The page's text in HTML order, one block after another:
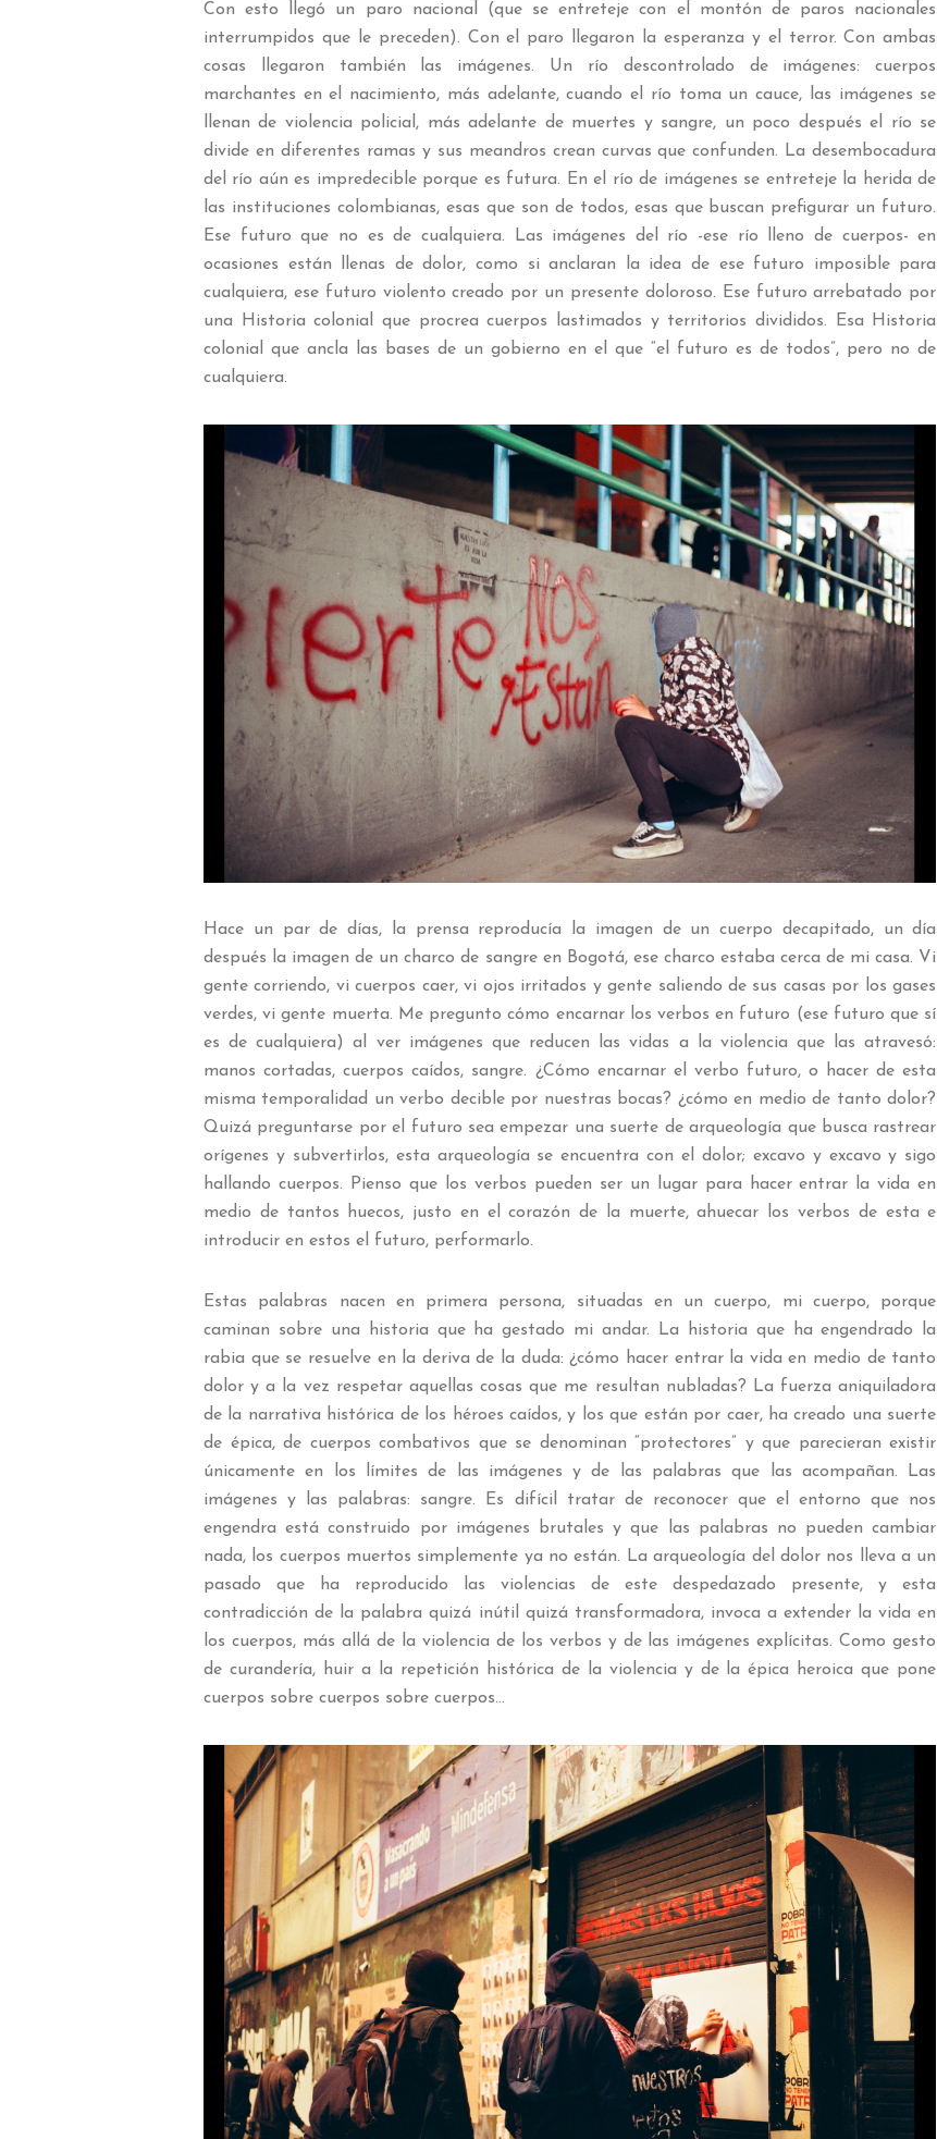
Con esto llegó un paro nacional (que se entreteje con el montón de paros nacionales
interrumpidos que le preceden). Con el paro llegaron la esperanza y el terror. Con ambas
cosas llegaron también las imágenes. Un río descontrolado de imágenes: cuerpos
marchantes en el nacimiento, más adelante, cuando el río toma un cauce, las imágenes se
llenan de violencia policial, más adelante de muertes y sangre, un poco después el río se
divide en diferentes ramas y sus meandros crean curvas que confunden. La desembocadura
del río aún es impredecible porque es futura. En el río de imágenes se entreteje la herida de
las instituciones colombianas, esas que son de todos, esas que buscan prefigurar un futuro.
Ese futuro que no es de cualquiera. Las imágenes del río -ese río lleno de cuerpos- en
ocasiones están llenas de dolor, como si anclaran la idea de ese futuro imposible para
cualquiera, ese futuro violento creado por un presente doloroso. Ese futuro arrebatado por
una Historia colonial que procrea cuerpos lastimados y territorios divididos. Esa Historia
colonial que ancla las bases de un gobierno en el que “el futuro es de todos”, pero no de
cualquiera.
Hace un par de días, la prensa reproducía la imagen de un cuerpo decapitado, un día
después la imagen de un charco de sangre en Bogotá, ese charco estaba cerca de mi casa. Vi
gente corriendo, vi cuerpos caer, vi ojos irritados y gente saliendo de sus casas por los gases
verdes, vi gente muerta. Me pregunto cómo encarnar los verbos en futuro (ese futuro que sí
es de cualquiera) al ver imágenes que reducen las vidas a la violencia que las atravesó:
manos cortadas, cuerpos caídos, sangre. ¿Cómo encarnar el verbo futuro, o hacer de esta
misma temporalidad un verbo decible por nuestras bocas? ¿cómo en medio de tanto dolor?
Quizá preguntarse por el futuro sea empezar una suerte de arqueología que busca rastrear
orígenes y subvertirlos, esta arqueología se encuentra con el dolor; excavo y excavo y sigo
hallando cuerpos. Pienso que los verbos pueden ser un lugar para hacer entrar la vida en
medio de tantos huecos, justo en el corazón de la muerte, ahuecar los verbos de esta e
introducir en estos el futuro, performarlo.
Estas palabras nacen en primera persona, situadas en un cuerpo, mi cuerpo, porque
caminan sobre una historia que ha gestado mi andar. La historia que ha engendrado la
rabia que se resuelve en la deriva de la duda: ¿cómo hacer entrar la vida en medio de tanto
dolor y a la vez respetar aquellas cosas que me resultan nubladas? La fuerza aniquiladora
de la narrativa histórica de los héroes caídos, y los que están por caer, ha creado una suerte
de épica, de cuerpos combativos que se denominan “protectores” y que parecieran existir
únicamente en los límites de las imágenes y de las palabras que las acompañan. Las
imágenes y las palabras: sangre. Es difícil tratar de reconocer que el entorno que nos
engendra está construido por imágenes brutales y que las palabras no pueden cambiar
nada, los cuerpos muertos simplemente ya no están. La arqueología del dolor nos lleva a un
pasado que ha reproducido las violencias de este despedazado presente, y esta
contradicción de la palabra quizá inútil quizá transformadora, invoca a extender la vida en
los cuerpos, más allá de la violencia de los verbos y de las imágenes explícitas. Como gesto
de curandería, huir a la repetición histórica de la violencia y de la épica heroica que pone
cuerpos sobre cuerpos sobre cuerpos…